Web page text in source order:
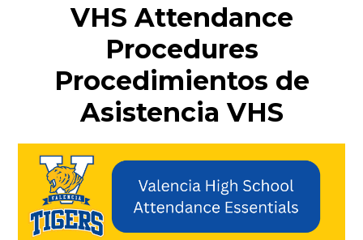
VHS Attendance
Procedures
Procedimientos de
Asistencia VHS